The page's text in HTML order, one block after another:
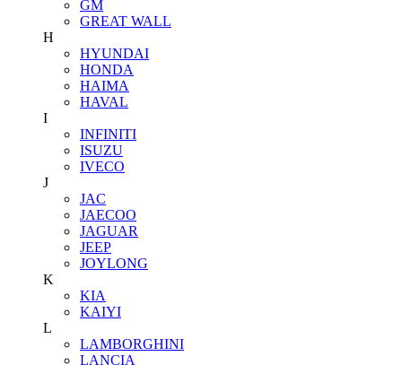
GM
GREAT WALL
H
HYUNDAI
HONDA
HAIMA
HAVAL
I
INFINITI
ISUZU
IVECO
J
JAC
JAECOO
JAGUAR
JEEP
JOYLONG
K
KIA
KAIYI
L
LAMBORGHINI
LANCIA